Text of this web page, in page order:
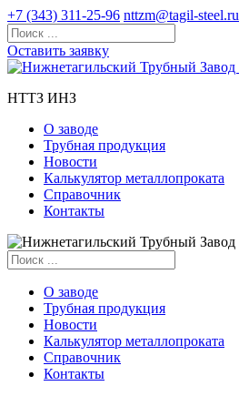
+7 (343) 311-25-96 nttzm@tagil-steel.ru
Оставить заявку
НТТЗ ИНЗ
О заводе
Трубная продукция
Новости
Калькулятор металлопроката
Справочник
Контакты
О заводе
Трубная продукция
Новости
Калькулятор металлопроката
Справочник
Контакты